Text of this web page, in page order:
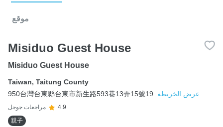
موقع
Misiduo Guest House
Misiduo Guest House
Taiwan, Taitung County
950台灣台東縣台東市新生路593巷13弄15號19
عرض الخريطة
مراجعات جوجل
4.9
親子